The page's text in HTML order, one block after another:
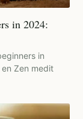
in 2024:
in
Zen medit